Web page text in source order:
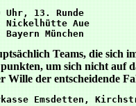
Uhr, 13. Runde
Nickelhütte Aue
Teams, die sich
um sich nicht auf
Wille der entscheidende
Emsdetten,